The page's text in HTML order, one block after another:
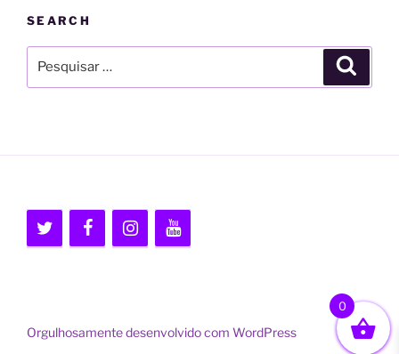
SEARCH
por:
Orgulhosamente desenvolvido com WordPress
0